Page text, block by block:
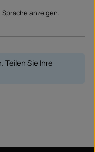
anzeigen.
Teilen Sie Ihre